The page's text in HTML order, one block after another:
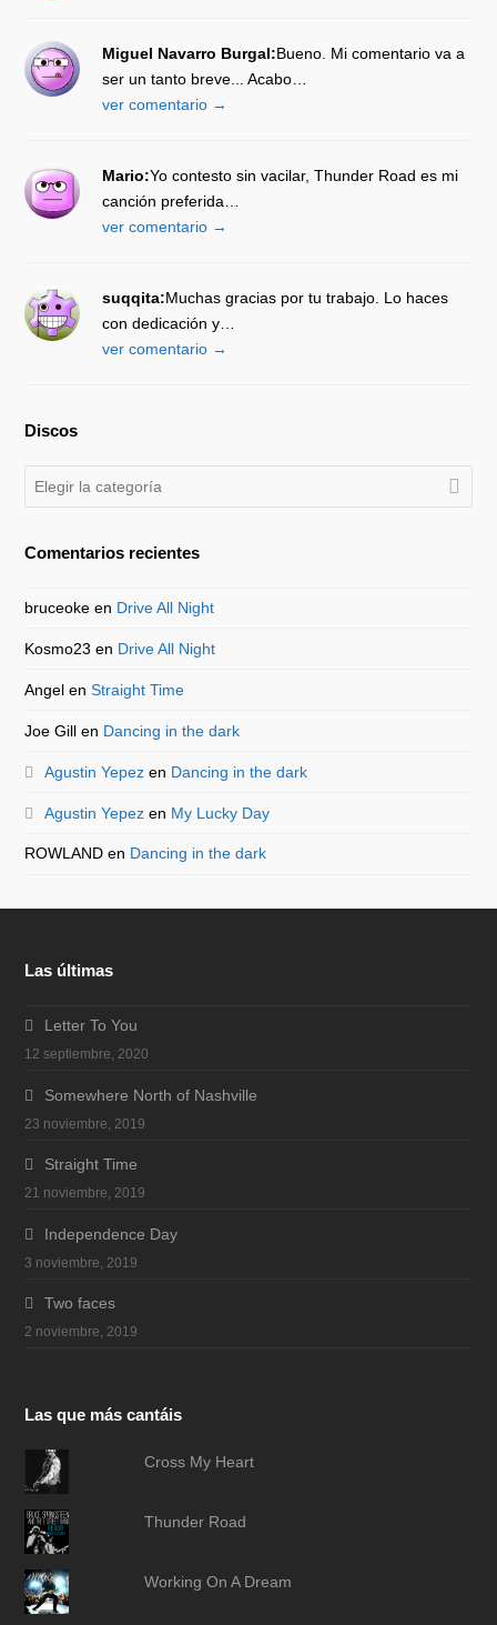
Miguel Navarro Burgal:Bueno. Mi comentario va a
ser un tanto breve... Acabo…
ver comentario →
Mario:Yo contesto sin vacilar, Thunder Road es mi
canción preferida…
ver comentario →
suqqita:Muchas gracias por tu trabajo. Lo haces
con dedicación y…
ver comentario →
Discos
Discos
Comentarios recientes
bruceoke en Drive All Night
Kosmo23 en Drive All Night
Angel enStraight Time
Joe Gill en Dancing in the dark
Agustin Yepez en Dancing in the dark
Agustin Yepez en My Lucky Day
ROWLAND en Dancing in the dark
Las últimas
Letter To You
12 septiembre, 2020
Somewhere North of Nashville
23 noviembre, 2019
Straight Time
21 noviembre, 2019
Independence Day
3 noviembre, 2019
Two faces
2 noviembre, 2019
Las que más cantáis
Cross My Heart
Thunder Road
Working On A Dream